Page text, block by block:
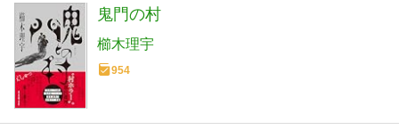
鬼門の村
櫛木理宇
954